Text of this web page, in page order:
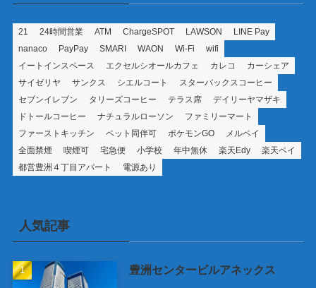
21 24時間営業 ATM ChargeSPOT LAWSON
LINE Pay
nanaco
PayPay SMARI WAON Wi-Fi
wifi
イートインスペース
エクセルシオールカフェ カレコ
カーシェア
サイゼリヤ
サンクス シエルコート
スターバックスコーヒー
セブンイレブン
タリーズコーヒー テラス席
デイリーヤマザキ
ドトールコーヒー
ナチュラルローソン
ファミリーマート
ファーストキッチン
ペット同伴可 ポケモンGO
メルペイ
全面禁煙
喫煙可 宅急便 小学校 年中無休 楽天Edy
楽天ペイ
都営豊洲４丁目アパート
電源あり
人気記事
豊洲センタービルアネックス